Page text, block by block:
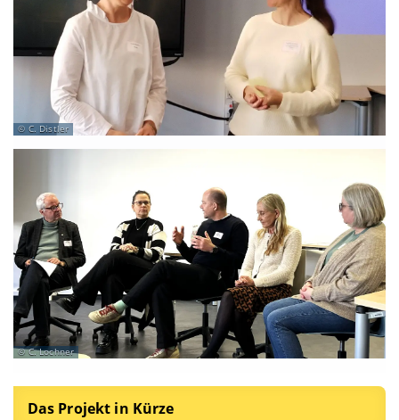
C. Distler
C. Lochner
Das Projekt in Kürze